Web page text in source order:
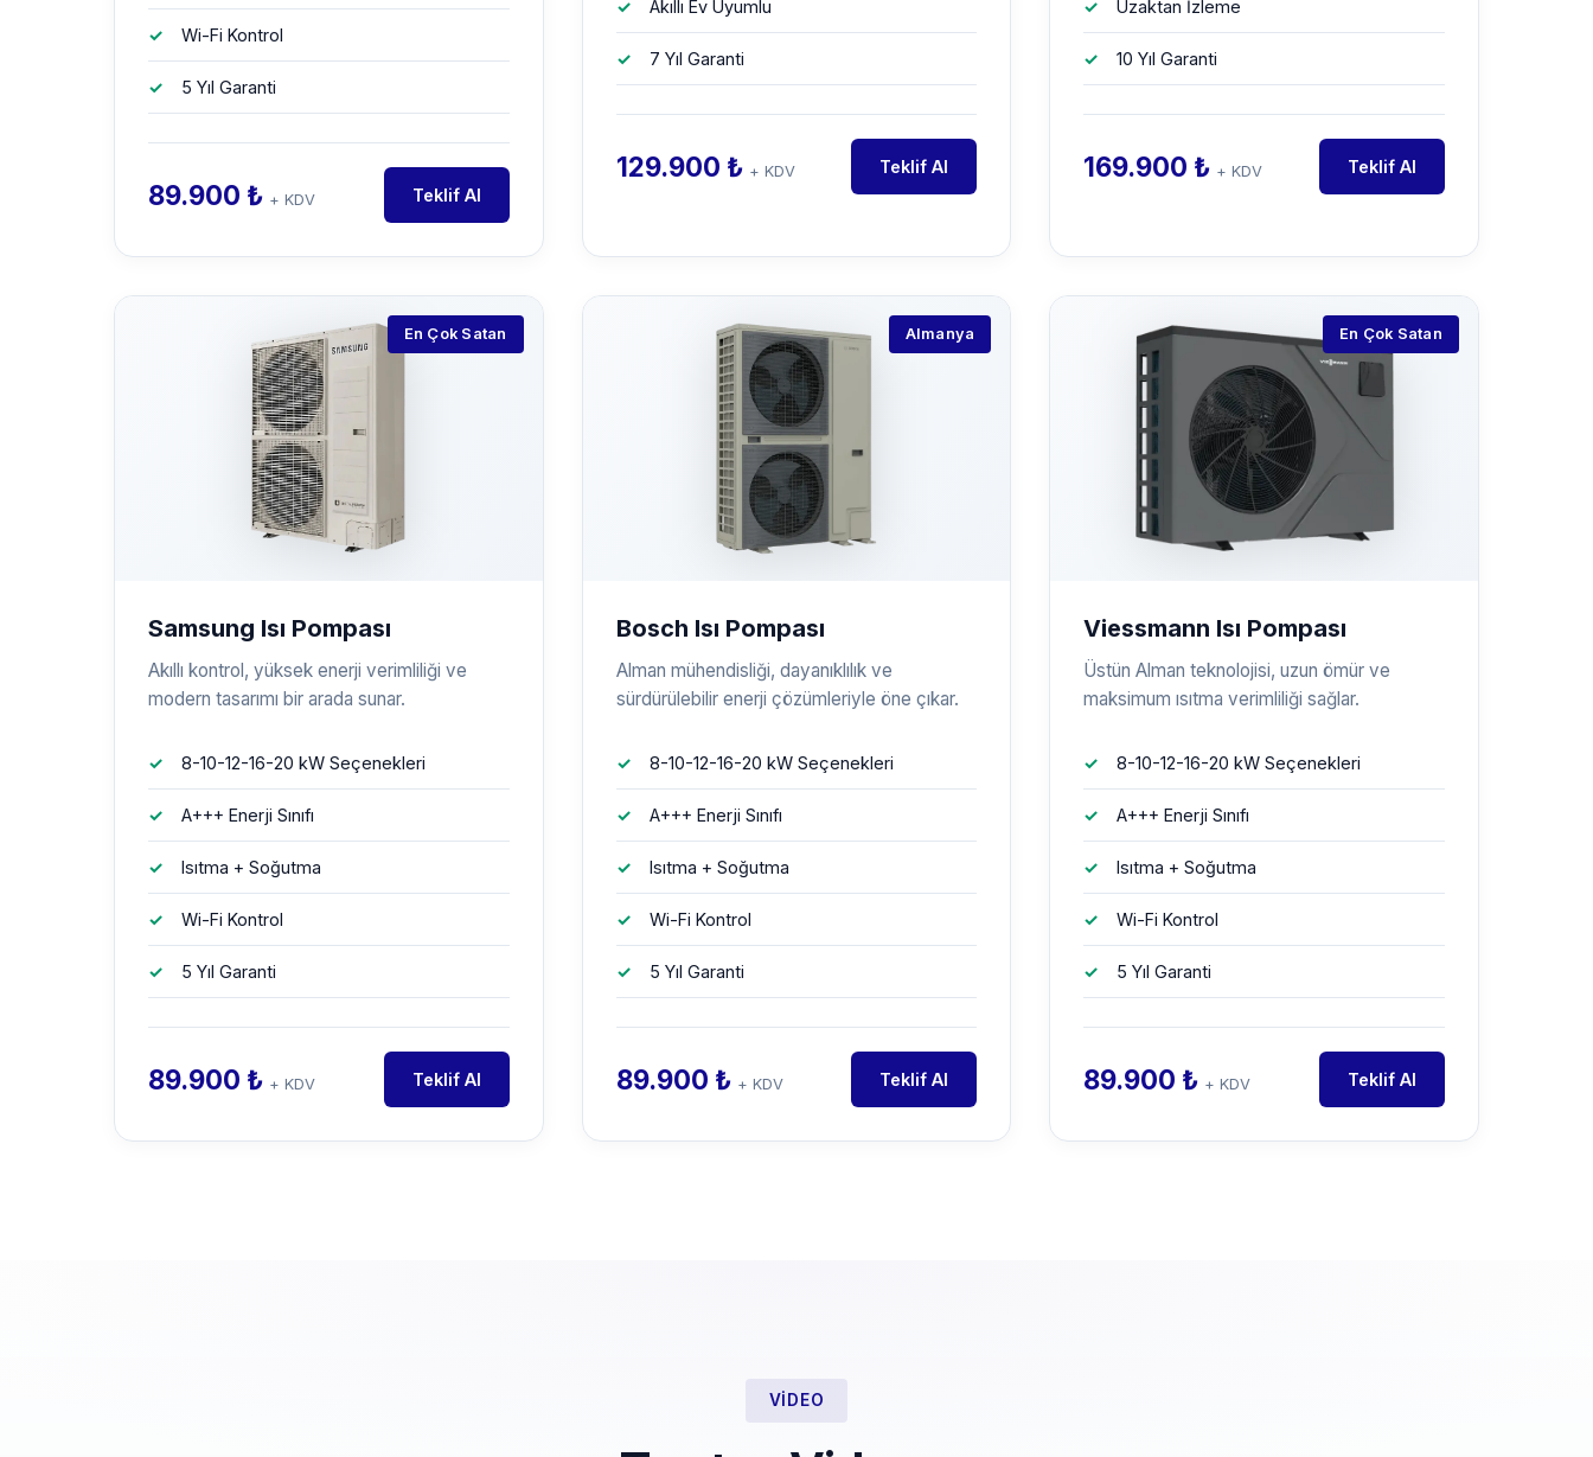
Wi-Fi Kontrol
5 Yıl Garanti
89.900 ₺ + KDV Teklif Al
Akıllı Ev Uyumlu
7 Yıl Garanti
129.900 ₺ + KDV Teklif Al
Uzaktan İzleme
10 Yıl Garanti
169.900 ₺ + KDV Teklif Al
En Çok Satan
Samsung Isı Pompası
Akıllı kontrol, yüksek enerji verimliliği ve
modern tasarımı bir arada sunar.
8-10-12-16-20 kW Seçenekleri
A+++ Enerji Sınıfı
Isıtma + Soğutma
Wi-Fi Kontrol
5 Yıl Garanti
89.900 ₺ + KDV Teklif Al
Almanya
Bosch Isı Pompası
Alman mühendisliği, dayanıklılık ve
sürdürülebilir enerji çözümleriyle öne çıkar.
8-10-12-16-20 kW Seçenekleri
A+++ Enerji Sınıfı
Isıtma + Soğutma
Wi-Fi Kontrol
5 Yıl Garanti
89.900 ₺ + KDV Teklif Al
En Çok Satan
Viessmann Isı Pompası
Üstün Alman teknolojisi, uzun ömür ve
maksimum ısıtma verimliliği sağlar.
8-10-12-16-20 kW Seçenekleri
A+++ Enerji Sınıfı
Isıtma + Soğutma
Wi-Fi Kontrol
5 Yıl Garanti
89.900 ₺ + KDV Teklif Al
VIDEO